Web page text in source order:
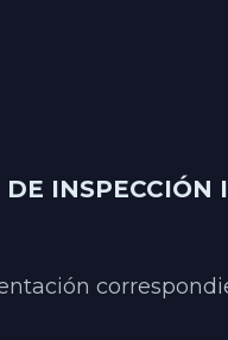
INSPECCIÓN